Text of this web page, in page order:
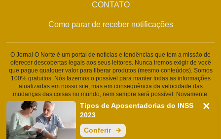
Tipos de Aposentadorias do INSS
2023
Conferir
CONTATO
Como parar de receber notificações
O Jornal O Norte é um portal de notícias e tendências que tem a missão de
oferecer descobertas legais aos seus leitores. Nunca iremos exigir de você
que pague qualquer valor para liberar produtos (mesmo conteúdos). Somos
100% gratuitos. Nós fazemos o possível para manter todas as informações
atualizadas em nosso site, mas em consequência da velocidade das
mudanças das coisas no mundo, nem sempre será possível. Novamente:
Nunca solicitamos nenhuma informação pessoal ou qualquer tipo de
cobrança. Somos um portal de conteúdo jornalístico. Caso isso aconteça,
entre em contato conosco imediatamente.